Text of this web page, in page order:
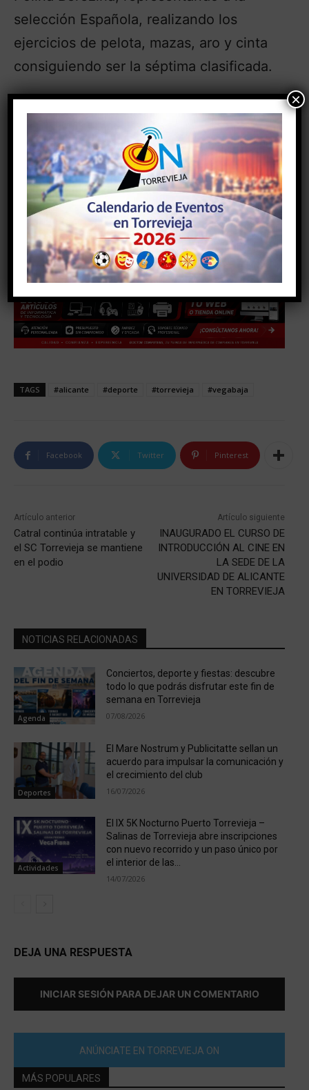
selección Española, realizando los
ejercicios de pelota, mazas, aro y cinta
consiguiendo ser la séptima clasificada.
- Anuncio -
TAGS #alicante #deporte #torrevieja #vegabaja
Facebook Twitter Pinterest
Artículo anterior
Catral continúa intratable y
el SC Torrevieja se mantiene
en el podio
Artículo siguiente
INAUGURADO EL CURSO DE
INTRODUCCIÓN AL CINE EN
LA SEDE DE LA
UNIVERSIDAD DE ALICANTE
EN TORREVIEJA
NOTICIAS RELACIONADAS
Agenda
Conciertos, deporte y fiestas: descubre
todo lo que podrás disfrutar este fin de
semana en Torrevieja
07/08/2026
Deportes
El Mare Nostrum y Publicitatte sellan un
acuerdo para impulsar la comunicación y
el crecimiento del club
16/07/2026
Actividades
El IX 5K Nocturno Puerto Torrevieja –
Salinas de Torrevieja abre inscripciones
con nuevo recorrido y un paso único por
el interior de las...
14/07/2026
DEJA UNA RESPUESTA
INICIAR SESIÓN PARA DEJAR UN COMENTARIO
ANÚNCIATE EN TORREVIEJA ON
MÁS POPULARES
×